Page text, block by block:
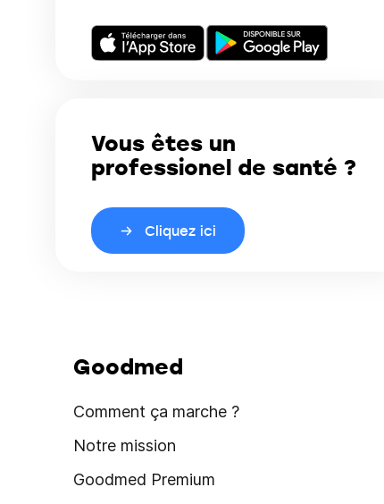
Vous êtes un
professionel de santé ?
Cliquez ici
Goodmed
Comment ça marche ?
Notre mission
Goodmed Premium